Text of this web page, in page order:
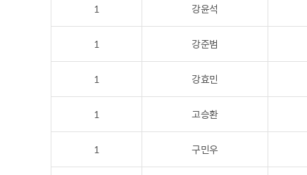
1 강윤석
1 강준범
1 강효민
1 고승환
1 구민우